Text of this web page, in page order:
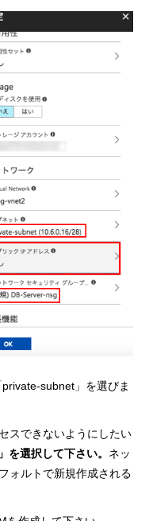
subnet」を選びま
スできないようにしたい
を選択して下さい。 ネッ
ォルトで新規作成される